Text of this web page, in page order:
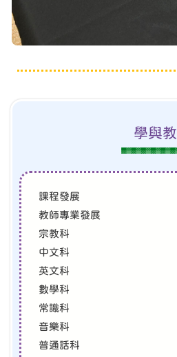
學與教
課程發展
教師專業發展
宗教科
中文科
英文科
數學科
常識科
音樂科
普通話科